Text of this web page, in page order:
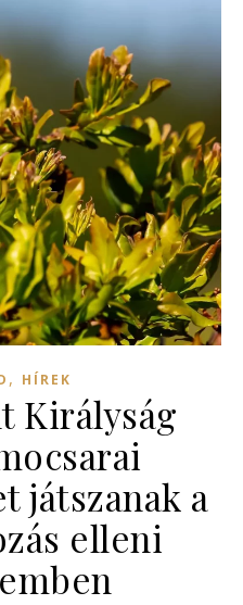
, HÍREK
Királyság
játszanak a
elleni